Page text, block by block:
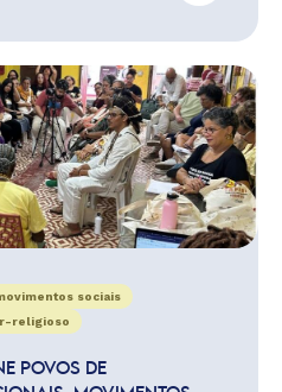
sociais
religioso
POVOS DE